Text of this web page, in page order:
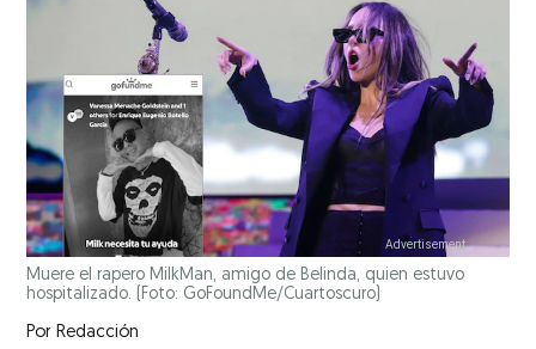
Muere el rapero MilkMan, amigo de Belinda, quien estuvo
hospitalizado. (Foto: GoFoundMe/Cuartoscuro)
Por Redacción